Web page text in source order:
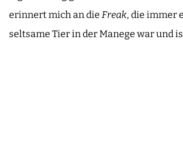
erinnert mich an die Freak, die immer
seltsame Tier in der Manege war und